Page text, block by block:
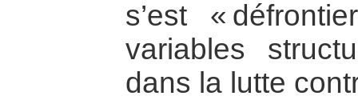
s’est «
variables
dans la lutte